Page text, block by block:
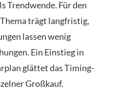
Trendwende. Für den
trägt langfristig,
lassen wenig
Ein Einstieg in
glättet das Timing-
Großkauf.